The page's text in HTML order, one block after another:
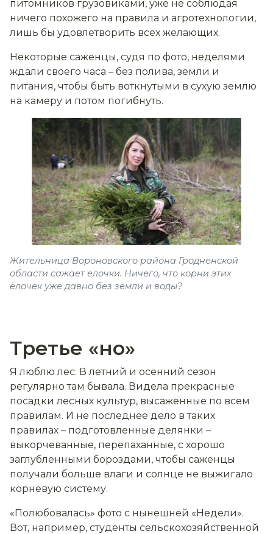
питомников грузовиками, уже не соблюдая
ничего похожего на правила и агротехнологии,
лишь бы удовлетворить всех желающих.
Некоторые саженцы, судя по фото, неделями
ждали своего часа – без полива, земли и
питания, чтобы быть воткнутыми в сухую землю
на камеру и потом погибнуть.
Жительница Вороновского района Гродненской
области сажает ёлочки. Ничего, что корни этих
ёлочек уже давно без земли и воды?
Третье «но»
Я люблю лес. В летний и осенний сезон
регулярно там бывала. Видела прекрасные
посадки лесных культур, высаженные по всем
правилам. И не последнее дело в таких
правилах – подготовленные делянки –
выкорчеванные, перепаханные, с хорошо
заглубленными бороздами, чтобы саженцы
получали больше влаги и солнце не выжигало
корневую систему.
«Полюбовалась» фото с нынешней «Недели».
Вот, например, студенты сельскохозяйственной